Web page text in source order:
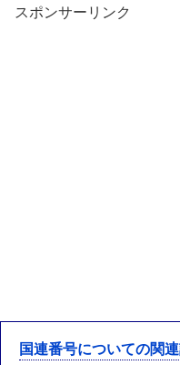
スポンサーリンク
国連番号についての関